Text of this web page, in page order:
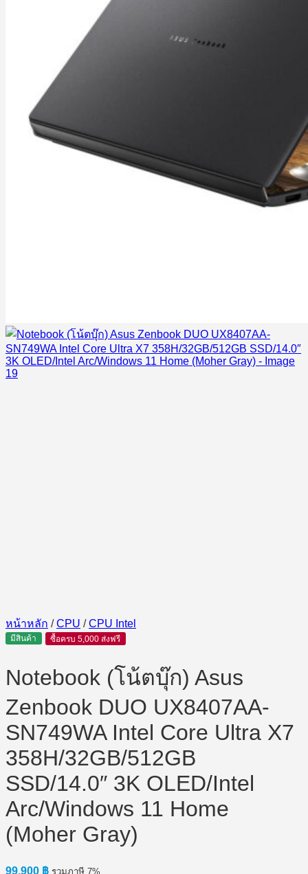
หน้าหลัก / CPU / CPU Intel
มีสินค้า ซื้อครบ 5,000 ส่งฟรี
Notebook (โน้ตบุ๊ก) Asus
Zenbook DUO UX8407AA-
SN749WA Intel Core Ultra X7
358H/32GB/512GB
SSD/14.0″ 3K OLED/Intel
Arc/Windows 11 Home
(Moher Gray)
99,900 ฿ รวมภาษี 7%